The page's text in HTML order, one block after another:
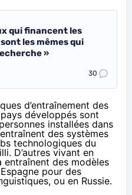
qui financent les
les mêmes qui
»
30
d’entraînement des
développés sont
installées dans
des systèmes
technologiques du
D’autres vivant en
entraînent des modèles
pour des
ou en Russie.